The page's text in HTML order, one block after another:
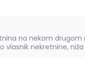
na nekom
vlasnik nekretnine,